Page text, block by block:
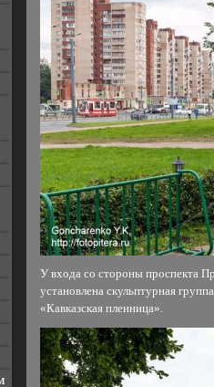
У входа со стороны проспекта
установлена скульптурная
«Кавказская пленница».